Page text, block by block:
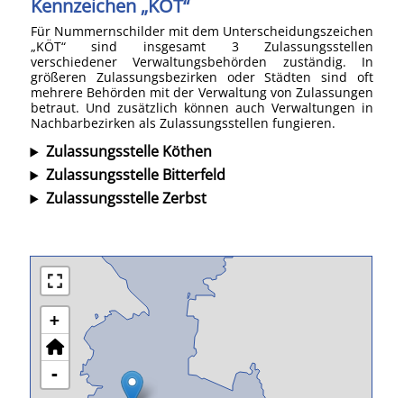
Kennzeichen „KÖT“
Für Nummernschilder mit dem Unterscheidungszeichen
„KÖT“ sind insgesamt 3 Zulassungsstellen
verschiedener Verwaltungsbehörden zuständig. In
größeren Zulassungsbezirken oder Städten sind oft
mehrere Behörden mit der Verwaltung von Zulassungen
betraut. Und zusätzlich können auch Verwaltungen in
Nachbarbezirken als Zulassungsstellen fungieren.
Zulassungsstelle Köthen
Zulassungsstelle Bitterfeld
Zulassungsstelle Zerbst
+
-